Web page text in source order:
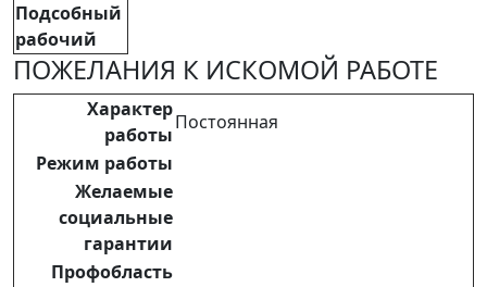
Подсобный
рабочий
ПОЖЕЛАНИЯ К ИСКОМОЙ РАБОТЕ
Характер
работы
Постоянная
Режим работы
Желаемые
социальные
гарантии
Профобласть